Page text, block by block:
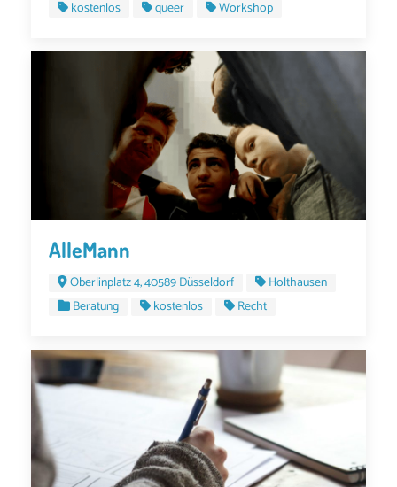
kostenlos queer Workshop
AlleMann
Oberlinplatz 4, 40589 Düsseldorf
Holthausen
Beratung
kostenlos Recht